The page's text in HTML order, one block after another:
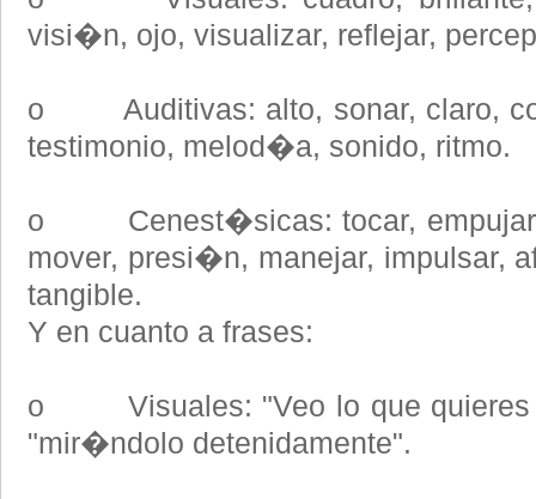
visi�n, ojo, visualizar, reflejar,
o Auditivas: alto, sonar, claro,
testimonio, melod�a, sonido, ritmo.
o Cenest�sicas: tocar, empujar,
mover, presi�n, manejar, impulsar,
tangible.
Y en cuanto a frases:
o Visuales: "Veo lo que quieres
"mir�ndolo detenidamente".